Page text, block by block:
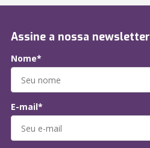
Assine a nossa newsletter
Nome*
E-mail*